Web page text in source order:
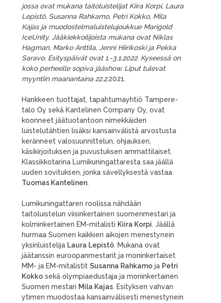
jossa ovat mukana taitoluistelijat Kiira Korpi, Laura
Lepistö, Susanna Rahkamo, Petri Kokko, Mila
Kajas ja muodostelmaluistelujoukkue Marigold
IceUnity. Jääkiekkoilijoista mukana ovat Niklas
Hagman, Marko Anttila, Jenni Hiirikoski ja Pekka
Saravo. Esityspäivät ovat 1.-3.1.2022. Kyseessä on
koko perheelle sopiva jääshow. Liput tulevat
myyntiin maanantaina 22.2.2021.
Hankkeen tuottajat, tapahtumayhtiö Tampere-
talo Oy sekä Kantelinen Company Oy, ovat
koonneet jäätuotantoon nimekkäiden
luistelutähtien lisäksi kansainvälistä arvostusta
keränneet valosuunnittelun, ohjauksen,
käsikirjoituksen ja puvustuksen ammattilaiset.
Klassikkotarina Lumikuningattaresta saa jäällä
uuden sovituksen, jonka sävellyksestä vastaa
Tuomas Kantelinen.
Lumikuningattaren roolissa nähdään
taitoluistelun viisinkertainen suomenmestari ja
kolminkertainen EM-mitalisti Kiira Korpi. Jäällä
hurmaa Suomen kaikkien aikojen menestynein
yksinluistelija Laura Lepistö. Mukana ovat
jäätanssin euroopanmestarit ja moninkertaiset
MM- ja EM-mitalistit Susanna Rahkamo ja Petri
Kokko sekä olympiaedustaja ja moninkertainen
Suomen mestari Mila Kajas. Esityksen vahvan
ytimen muodostaa kansainvälisesti menestynein